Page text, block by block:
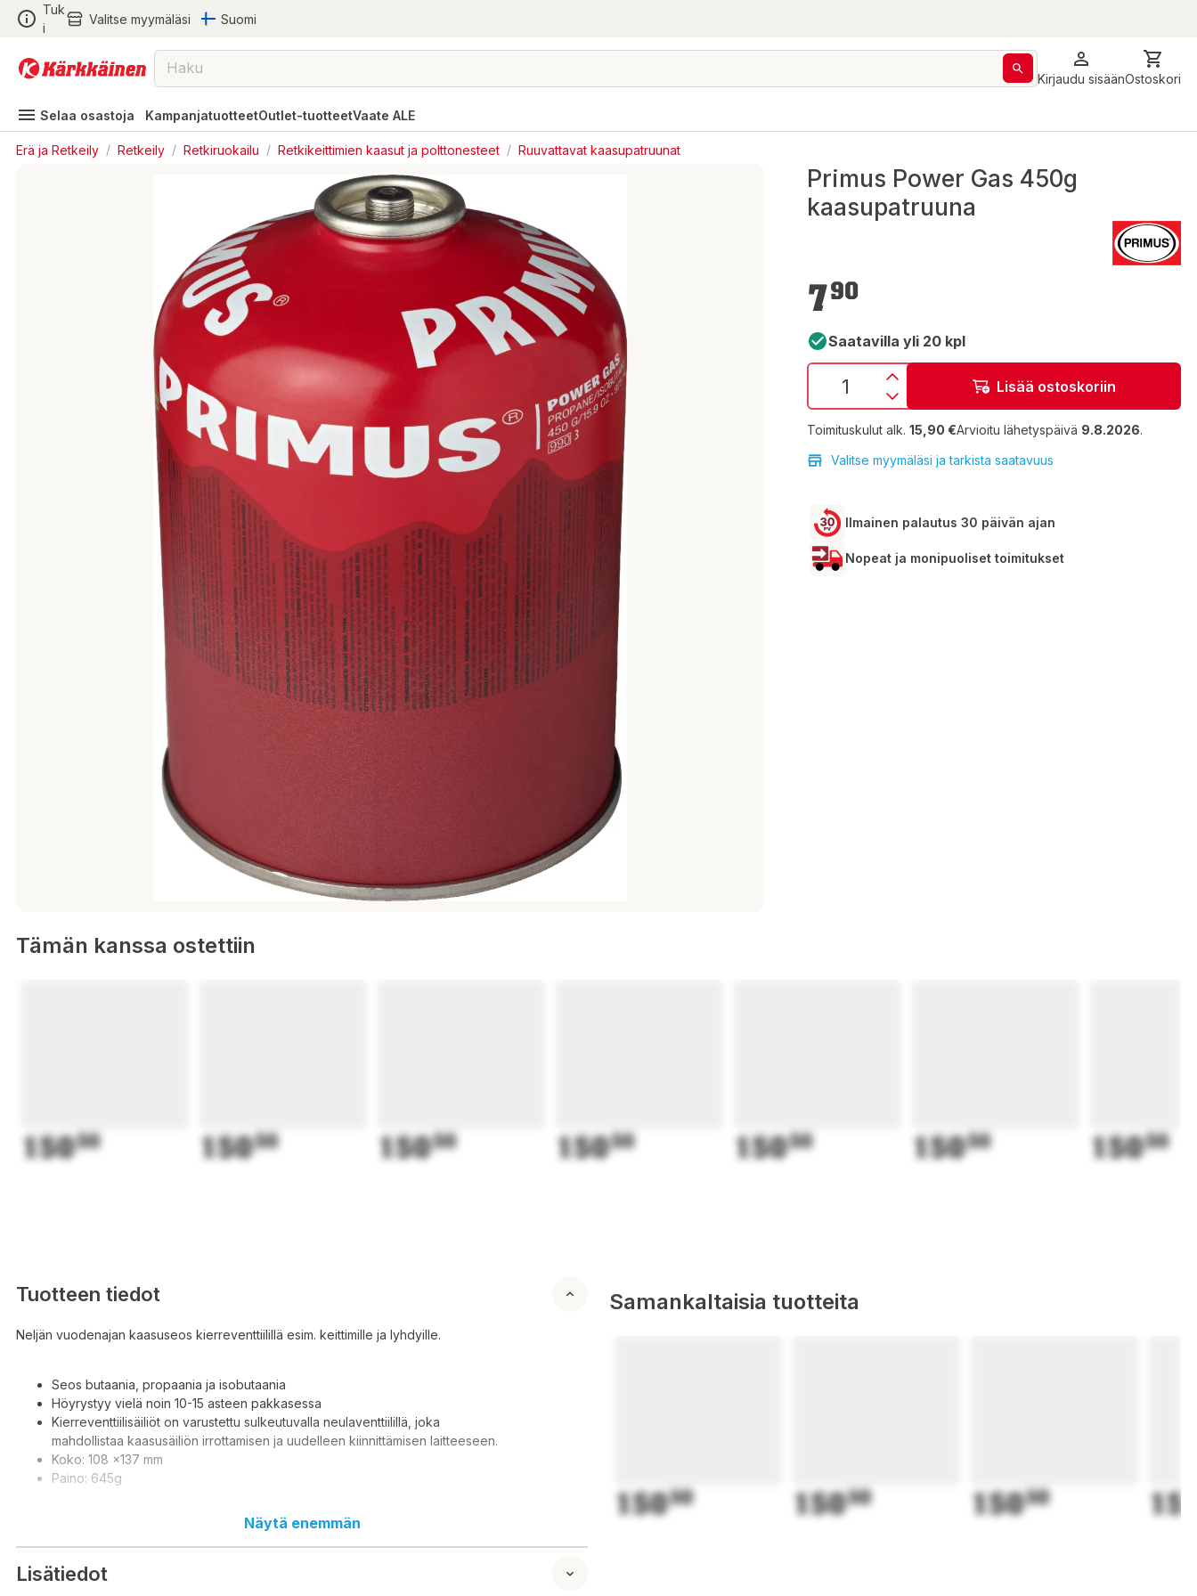
Tuk
i
Valitse myymäläsi Suomi
Kirjaudu sisäänOstoskori
Selaa osastoja KampanjatuotteetOutlet-tuotteetVaate ALE
Erä ja Retkeily / Retkeily / Retkiruokailu / Retkikeittimien kaasut ja polttonesteet / Ruuvattavat kaasupatruunat
Primus Power Gas 450g
kaasupatruuna
7,90 €
790
Saatavilla yli 20 kpl
Lisää ostoskoriin
Toimituskulut alk. 15,90 €Arvioitu lähetyspäivä 9.8.2026.
Valitse myymäläsi ja tarkista saatavuus
Ilmainen palautus 30 päivän ajan
Nopeat ja monipuoliset toimitukset
Tämän kanssa ostettiin
15050 15050 15050 15050 15050 15050 15050
Tuotteen tiedot
Neljän vuodenajan kaasuseos kierreventtiilillä esim. keittimille ja lyhdyille.
Seos butaania, propaania ja isobutaania
Höyrystyy vielä noin 10-15 asteen pakkasessa
Kierreventtiilisäiliöt on varustettu sulkeutuvalla neulaventtiilillä, joka
mahdollistaa kaasusäiliön irrottamisen ja uudelleen kiinnittämisen laitteeseen.
Koko: 108 x137 mm
Paino: 645g
H280 - Sisältää paineen alaista kaasua; voi räjähtää kuumennettaessa.
H220 - Extremt brandfarlig gas.
Näytä enemmän
Lisätiedot
Samankaltaisia tuotteita
15050 15050 15050